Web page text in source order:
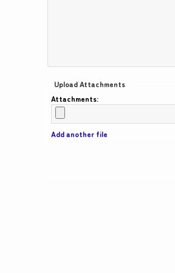
Upload Attachments
Attachments:
Add another file